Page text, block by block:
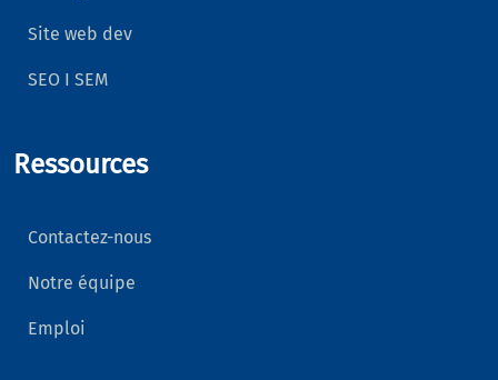
Site web dev
SEO I SEM
Ressources
Contactez-nous
Notre équipe
Emploi